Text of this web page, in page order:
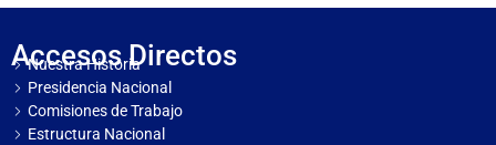
Accesos Directos
Nuestra Historia
Presidencia Nacional
Comisiones de Trabajo
Estructura Nacional